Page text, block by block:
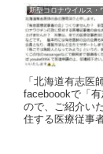
「北海道有志医
faceboookで「
ので、ご紹介い
住する医療従事